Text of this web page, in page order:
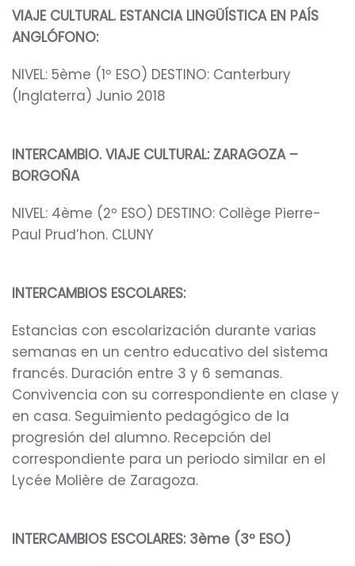
VIAJE CULTURAL. ESTANCIA LINGÜÍSTICA EN PAÍS
ANGLÓFONO:
NIVEL: 5ème (1º ESO) DESTINO: Canterbury
(Inglaterra) Junio 2018
INTERCAMBIO. VIAJE CULTURAL: ZARAGOZA –
BORGOÑA
NIVEL: 4ème (2º ESO) DESTINO: Collège Pierre-
Paul Prud’hon. CLUNY
INTERCAMBIOS ESCOLARES:
Estancias con escolarización durante varias
semanas en un centro educativo del sistema
francés. Duración entre 3 y 6 semanas.
Convivencia con su correspondiente en clase y
en casa. Seguimiento pedagógico de la
progresión del alumno. Recepción del
correspondiente para un periodo similar en el
Lycée Molière de Zaragoza.
INTERCAMBIOS ESCOLARES: 3ème (3º ESO)